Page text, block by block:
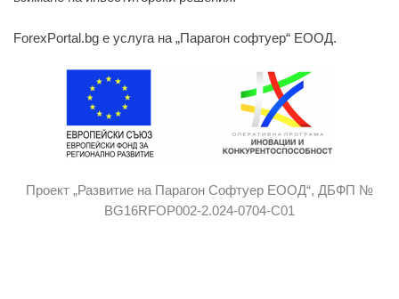
ForexPortal.bg е услуга на „Парагон софтуер“ ЕООД.
Проект „Развитие на Парагон Софтуер ЕООД“, ДБФП №
BG16RFOP002-2.024-0704-C01